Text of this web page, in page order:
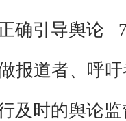
引导舆论
道者、呼吁
时的舆论监